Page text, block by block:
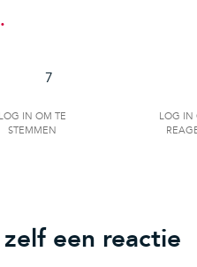
7
Log in om te
stemmen
Log in
zelf een reactie